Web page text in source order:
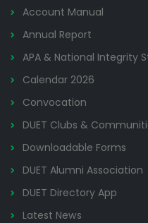
Account Manual
Annual Report
APA & National Integrity
Calendar 2026
Convocation
DUET Clubs &
Downloadable Forms
DUET Alumni Association
DUET Directory App
Latest News